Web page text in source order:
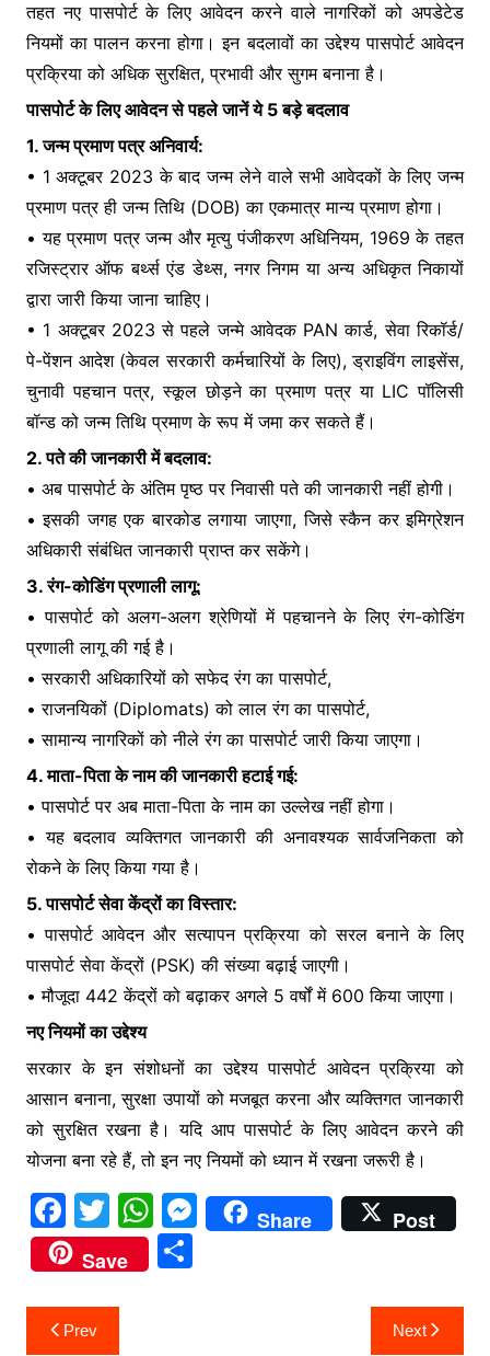
तहत नए पासपोर्ट के लिए आवेदन करने वाले नागरिकों को अपडेटेड
नियमों का पालन करना होगा। इन बदलावों का उद्देश्य पासपोर्ट आवेदन
प्रक्रिया को अधिक सुरक्षित, प्रभावी और सुगम बनाना है।
पासपोर्ट के लिए आवेदन से पहले जानें ये 5 बड़े बदलाव
1. जन्म प्रमाण पत्र अनिवार्य:
• 1 अक्टूबर 2023 के बाद जन्म लेने वाले सभी आवेदकों के लिए जन्म
प्रमाण पत्र ही जन्म तिथि (DOB) का एकमात्र मान्य प्रमाण होगा।
• यह प्रमाण पत्र जन्म और मृत्यु पंजीकरण अधिनियम, 1969 के तहत
रजिस्ट्रार ऑफ बर्थ्स एंड डेथ्स, नगर निगम या अन्य अधिकृत निकायों
द्वारा जारी किया जाना चाहिए।
• 1 अक्टूबर 2023 से पहले जन्मे आवेदक PAN कार्ड, सेवा रिकॉर्ड/
पे-पेंशन आदेश (केवल सरकारी कर्मचारियों के लिए), ड्राइविंग लाइसेंस,
चुनावी पहचान पत्र, स्कूल छोड़ने का प्रमाण पत्र या LIC पॉलिसी
बॉन्ड को जन्म तिथि प्रमाण के रूप में जमा कर सकते हैं।
2. पते की जानकारी में बदलाव:
• अब पासपोर्ट के अंतिम पृष्ठ पर निवासी पते की जानकारी नहीं होगी।
• इसकी जगह एक बारकोड लगाया जाएगा, जिसे स्कैन कर इमिग्रेशन
अधिकारी संबंधित जानकारी प्राप्त कर सकेंगे।
3. रंग-कोडिंग प्रणाली लागू:
• पासपोर्ट को अलग-अलग श्रेणियों में पहचानने के लिए रंग-कोडिंग
प्रणाली लागू की गई है।
• सरकारी अधिकारियों को सफेद रंग का पासपोर्ट,
• राजनयिकों (Diplomats) को लाल रंग का पासपोर्ट,
• सामान्य नागरिकों को नीले रंग का पासपोर्ट जारी किया जाएगा।
4. माता-पिता के नाम की जानकारी हटाई गई:
• पासपोर्ट पर अब माता-पिता के नाम का उल्लेख नहीं होगा।
• यह बदलाव व्यक्तिगत जानकारी की अनावश्यक सार्वजनिकता को
रोकने के लिए किया गया है।
5. पासपोर्ट सेवा केंद्रों का विस्तार:
• पासपोर्ट आवेदन और सत्यापन प्रक्रिया को सरल बनाने के लिए
पासपोर्ट सेवा केंद्रों (PSK) की संख्या बढ़ाई जाएगी।
• मौजूदा 442 केंद्रों को बढ़ाकर अगले 5 वर्षों में 600 किया जाएगा।
नए नियमों का उद्देश्य
सरकार के इन संशोधनों का उद्देश्य पासपोर्ट आवेदन प्रक्रिया को
आसान बनाना, सुरक्षा उपायों को मजबूत करना और व्यक्तिगत जानकारी
को सुरक्षित रखना है। यदि आप पासपोर्ट के लिए आवेदन करने की
योजना बना रहे हैं, तो इन नए नियमों को ध्यान में रखना जरूरी है।
F
a
c
e
T
w
itt
er
W
h
at
M
e
Share
Post
Save
S
PostPrev Next